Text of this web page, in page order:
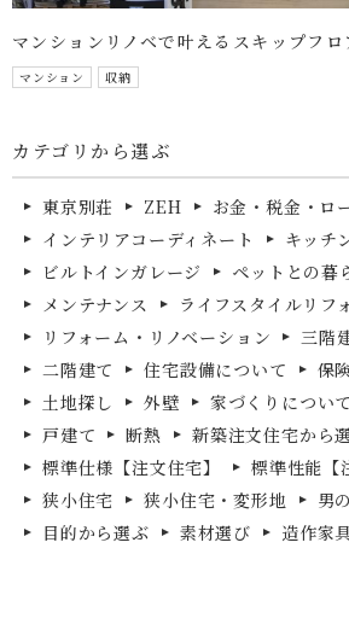
マンションリノベで叶えるスキップフ
マンション 収納
カテゴリから選ぶ
東京別荘 ZEH
お金・税金・ロ
インテリアコーディネート
キッチ
ビルトインガレージ
ペットとの暮
メンテナンス
ライフスタイルリフ
リフォーム・リノベーション
三階
二階建て
住宅設備について 保
土地探し
外壁 家づくりについて
戸建て
断熱
新築注文住宅から
標準仕様【注文住宅】
標準性能【
狭小住宅
狭小住宅・変形地
男
目的から選ぶ
素材選び 造作家